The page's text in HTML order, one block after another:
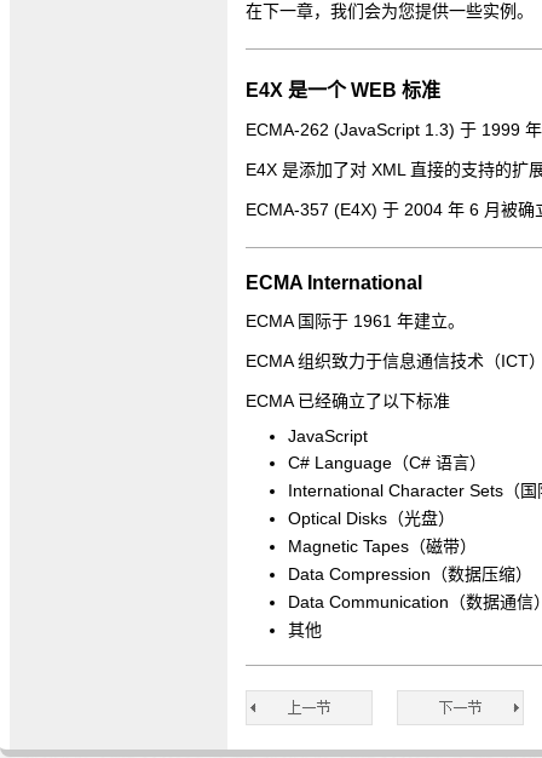
在下一章，我们会为您提供一些实例。
E4X 是一个 WEB 标准
ECMA-262 (JavaScript 1.3) 于 1999
E4X 是添加了对 XML 直接的支持的扩
ECMA-357 (E4X) 于 2004 年 6 月被确
ECMA International
ECMA 国际于 1961 年建立。
ECMA 组织致力于信息通信技术（ICT
ECMA 已经确立了以下标准
JavaScript
C# Language（C# 语言）
International Character Sets（国
Optical Disks（光盘）
Magnetic Tapes（磁带）
Data Compression（数据压缩）
Data Communication（数据通信
其他